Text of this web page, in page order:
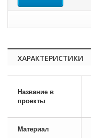
ХАРАКТЕРИСТИКИ
Название в
проекты
Материал